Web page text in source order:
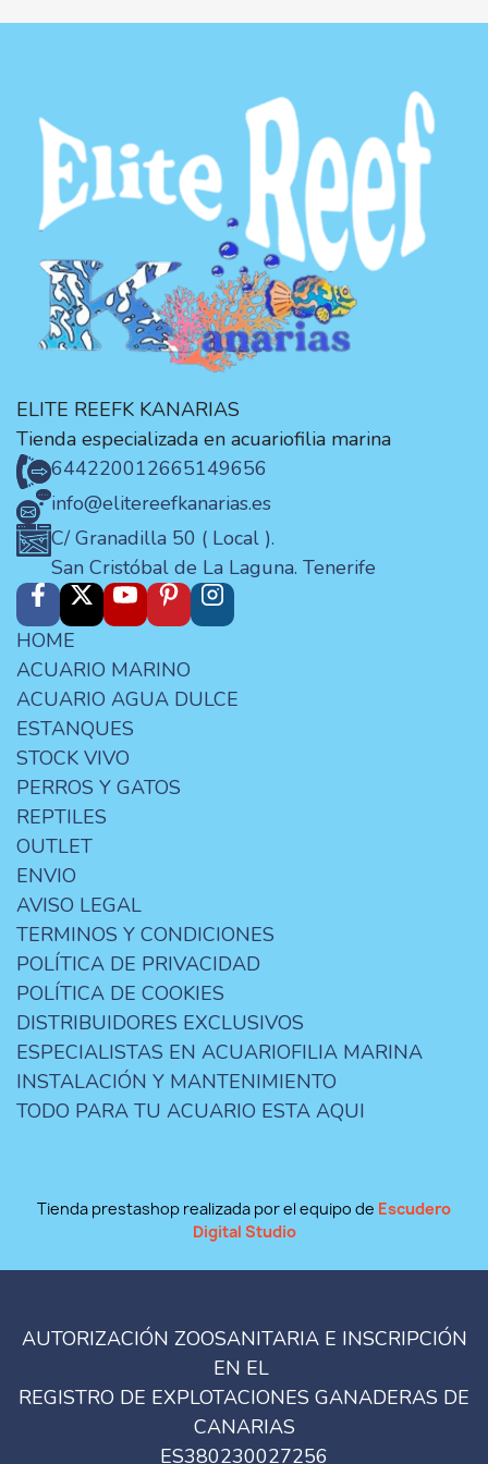
ELITE REEFK KANARIAS
Tienda especializada en acuariofilia marina
644220012665149656
info@elitereefkanarias.es
C/ Granadilla 50 ( Local ).
San Cristóbal de La Laguna. Tenerife
HOME
ACUARIO MARINO
ACUARIO AGUA DULCE
ESTANQUES
STOCK VIVO
PERROS Y GATOS
REPTILES
OUTLET
ENVIO
AVISO LEGAL
TERMINOS Y CONDICIONES
POLÍTICA DE PRIVACIDAD
POLÍTICA DE COOKIES
DISTRIBUIDORES EXCLUSIVOS
ESPECIALISTAS EN ACUARIOFILIA MARINA
INSTALACIÓN Y MANTENIMIENTO
TODO PARA TU ACUARIO ESTA AQUI
Tienda prestashop realizada por el equipo de Escudero
Digital Studio
AUTORIZACIÓN ZOOSANITARIA E INSCRIPCIÓN
EN EL
REGISTRO DE EXPLOTACIONES GANADERAS DE
CANARIAS
ES380230027256